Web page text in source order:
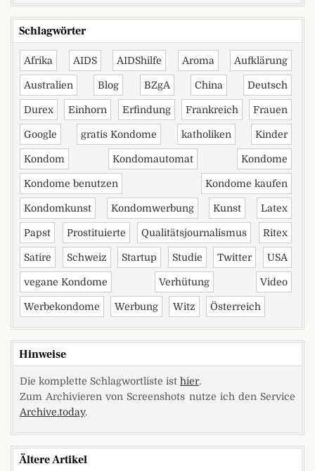
Schlagwörter
Afrika AIDS AIDShilfe Aroma Aufklärung
Australien Blog BZgA China Deutsch
Durex Einhorn Erfindung Frankreich Frauen
Google gratis Kondome katholiken Kinder
Kondom Kondomautomat Kondome
Kondome benutzen Kondome kaufen
Kondomkunst Kondomwerbung Kunst Latex
Papst Prostituierte Qualitätsjournalismus Ritex
Satire Schweiz Startup Studie Twitter USA
vegane Kondome Verhütung Video
Werbekondome Werbung Witz Österreich
Hinweise
Die komplette Schlagwortliste ist hier.
Zum Archivieren von Screenshots nutze ich den Service
Archive.today.
Ältere Artikel